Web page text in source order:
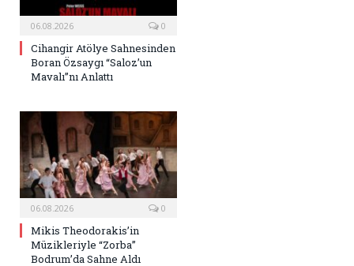
06.08.2026 0
Cihangir Atölye Sahnesinden
Boran Özsaygı “Saloz’un
Mavalı”nı Anlattı
06.08.2026 0
Mikis Theodorakis’in
Müzikleriyle “Zorba”
Bodrum’da Sahne Aldı